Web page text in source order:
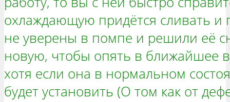
охлаждающую придётся сливать и
не уверены в помпе и решили её
новую, чтобы опять в ближайшее
хотя если она в нормальном
будет установить (О том как от